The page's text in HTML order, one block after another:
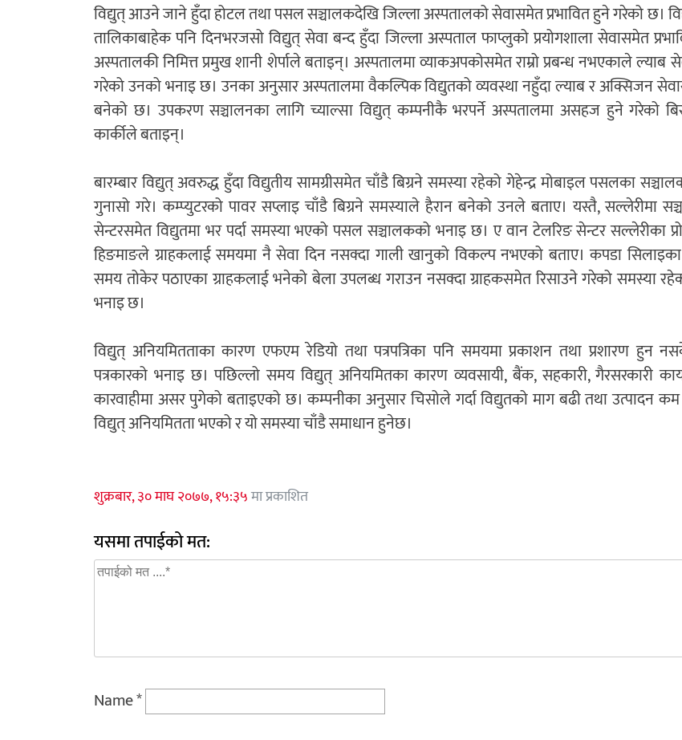
विद्युत् आउने जाने हुँदा होटल तथा पसल सञ्चालकदेखि जिल्ला अस्पतालको सेवासमेत प्रभावित हुने गरेको छ।
तालिकाबाहेक पनि दिनभरजसो विद्युत् सेवा बन्द हुँदा जिल्ला अस्पताल फाप्लुको प्रयोगशाला सेवासमेत
अस्पतालकी निमित्त प्रमुख शानी शेर्पाले बताइन्। अस्पतालमा व्याकअपकोसमेत राम्रो प्रबन्ध नभएकाले ल्याब
गरेको उनको भनाइ छ। उनका अनुसार अस्पतालमा वैकल्पिक विद्युतको व्यवस्था नहुँदा ल्याब र अक्सिजन
बनेको छ। उपकरण सञ्चालनका लागि च्याल्सा विद्युत् कम्पनीकै भरपर्ने अस्पतालमा असहज हुने गरेको
कार्कीले बताइन्।
बारम्बार विद्युत् अवरुद्ध हुँदा विद्युतीय सामग्रीसमेत चाँडै बिग्रने समस्या रहेको गेहेन्द्र मोबाइल पसलका
गुनासो गरे। कम्प्युटरको पावर सप्लाइ चाँडै बिग्रने समस्याले हैरान बनेको उनले बताए। यस्तै, सल्लेरीमा
सेन्टरसमेत विद्युतमा भर पर्दा समस्या भएको पसल सञ्चालकको भनाइ छ। ए वान टेलरिङ सेन्टर सल्लेरीका
हिङमाङले ग्राहकलाई समयमा नै सेवा दिन नसक्दा गाली खानुको विकल्प नभएको बताए। कपडा सिलाइका
समय तोकेर पठाएका ग्राहकलाई भनेको बेला उपलब्ध गराउन नसक्दा ग्राहकसमेत रिसाउने गरेको समस्या
भनाइ छ।
विद्युत् अनियमितताका कारण एफएम रेडियो तथा पत्रपत्रिका पनि समयमा प्रकाशन तथा प्रशारण हुन
पत्रकारको भनाइ छ। पछिल्लो समय विद्युत् अनियमितका कारण व्यवसायी, बैंक, सहकारी, गैरसरकारी
कारवाहीमा असर पुगेको बताइएको छ। कम्पनीका अनुसार चिसोले गर्दा विद्युतको माग बढी तथा उत्पादन
विद्युत् अनियमितता भएको र यो समस्या चाँडै समाधान हुनेछ।
शुक्रबार, ३० माघ २०७७, १५:३५मा प्रकाशित
यसमा तपाईको मत:
Name*